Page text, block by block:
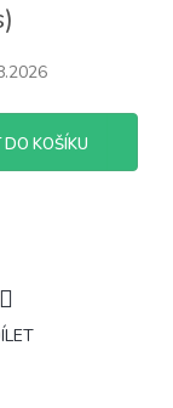
KOŠÍKU